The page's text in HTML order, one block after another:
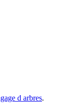
d arbres.